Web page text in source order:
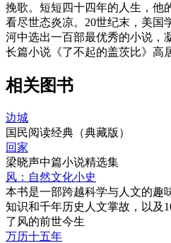
挽歌。短短四十四年的人生，他
看尽世态炎凉。20世纪末，美国
河中选出一百部最优秀的小说，
长篇小说《了不起的盖茨比》高
相关图书
边城
国民阅读经典（典藏版）
回家
梁晓声中篇小说精选集
风：自然文化小史
本书是一部跨越科学与人文的趣
知识和千年历史人文掌故，以及
了风的前世今生
万历十五年